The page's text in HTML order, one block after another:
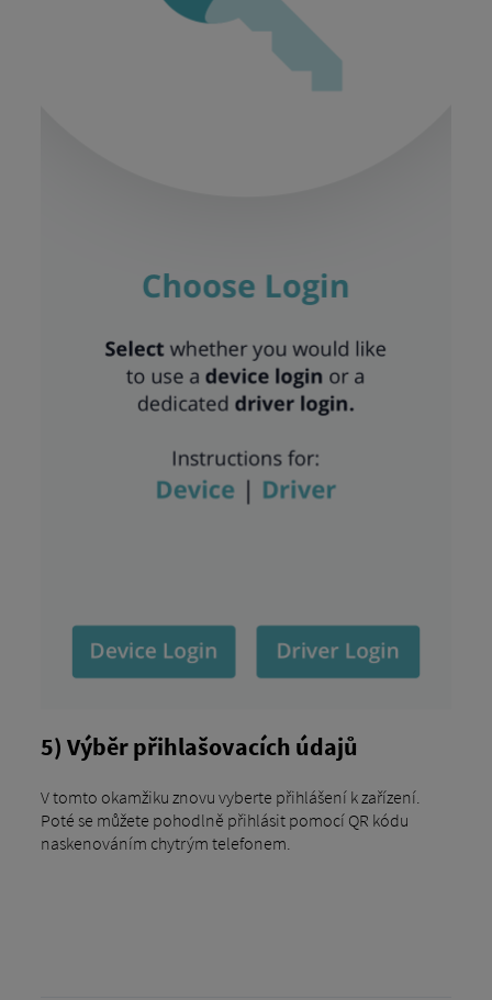
5) Výběr přihlašovacích údajů
V tomto okamžiku znovu vyberte přihlášení k zařízení.
Poté se můžete pohodlně přihlásit pomocí QR kódu
naskenováním chytrým telefonem.